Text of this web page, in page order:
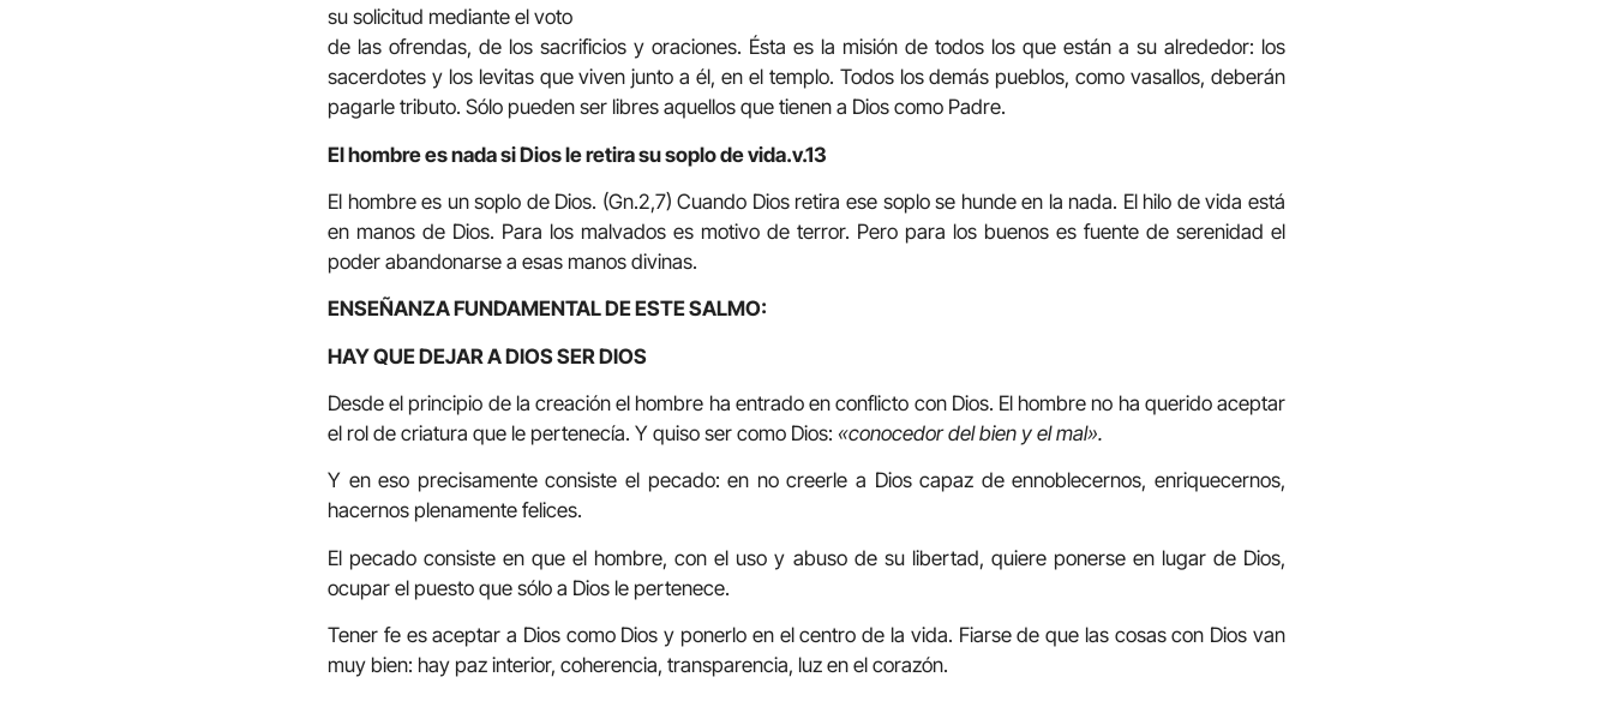
su solicitud mediante el voto
de las ofrendas, de los sacrificios y oraciones. Ésta es la misión de todos los que están a su alrededor: los
sacerdotes y los levitas que viven junto a él, en el templo. Todos los demás pueblos, como vasallos, deberán
pagarle tributo. Sólo pueden ser libres aquellos que tienen a Dios como Padre.
El hombre es nada si Dios le retira su soplo de vida.v.13
El hombre es un soplo de Dios. (Gn.2,7) Cuando Dios retira ese soplo se hunde en la nada. El hilo de vida está
en manos de Dios. Para los malvados es motivo de terror. Pero para los buenos es fuente de serenidad el
poder abandonarse a esas manos divinas.
ENSEÑANZA FUNDAMENTAL DE ESTE SALMO:
HAY QUE DEJAR A DIOS SER DIOS
Desde el principio de la creación el hombre ha entrado en conflicto con Dios. El hombre no ha querido aceptar
el rol de criatura que le pertenecía. Y quiso ser como Dios: «conocedor del bien y el mal».
Y en eso precisamente consiste el pecado: en no creerle a Dios capaz de ennoblecernos, enriquecernos,
hacernos plenamente felices.
El pecado consiste en que el hombre, con el uso y abuso de su libertad, quiere ponerse en lugar de Dios,
ocupar el puesto que sólo a Dios le pertenece.
Tener fe es aceptar a Dios como Dios y ponerlo en el centro de la vida. Fiarse de que las cosas con Dios van
muy bien: hay paz interior, coherencia, transparencia, luz en el corazón.